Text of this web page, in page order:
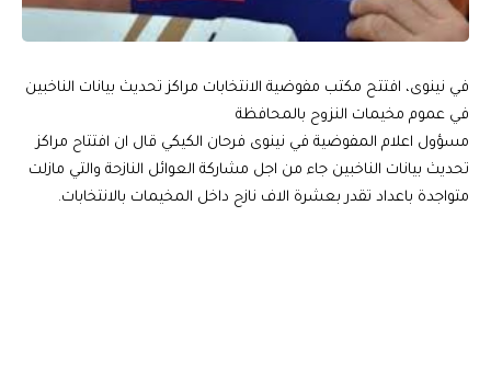
في نينوى، افتتح مكتب مفوضية الانتخابات مراكز تحديث بيانات الناخبين
في عموم مخيمات النزوح بالمحافظة
مسؤول اعلام المفوضية في نينوى فرحان الكيكي قال ان افتتاح مراكز
تحديث بيانات الناخبين جاء من اجل مشاركة العوائل النازحة والتي مازلت
متواجدة باعداد تقدر بعشرة الاف نازح داخل المخيمات بالانتخابات.